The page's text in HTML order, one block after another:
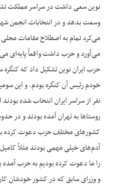
نوین سعی داشت در سراسر مملکت
وسعت بدهد و در انتخابات انجمن
می‌کرد تمام به اصطلاح مقامات
می‌آورد و حزب داشت واقعاً پایه‌ای
حزب ایران نوین تشکیل داد که
نفر از سراسر ایران انتخاب شده
کشورهای مختلف حزب دعوت کرده
آدم‌های خیلی مهمی بودند مثلاً
را ما دعوت کرده بودیم به حزب
و وزرای سابق که در کشور خودشان